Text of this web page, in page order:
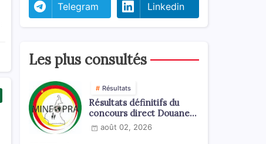
Telegram Linkedin
Les plus consultés
Résultats
Résultats définitifs du
concours direct Douanes
2026août 02, 2026